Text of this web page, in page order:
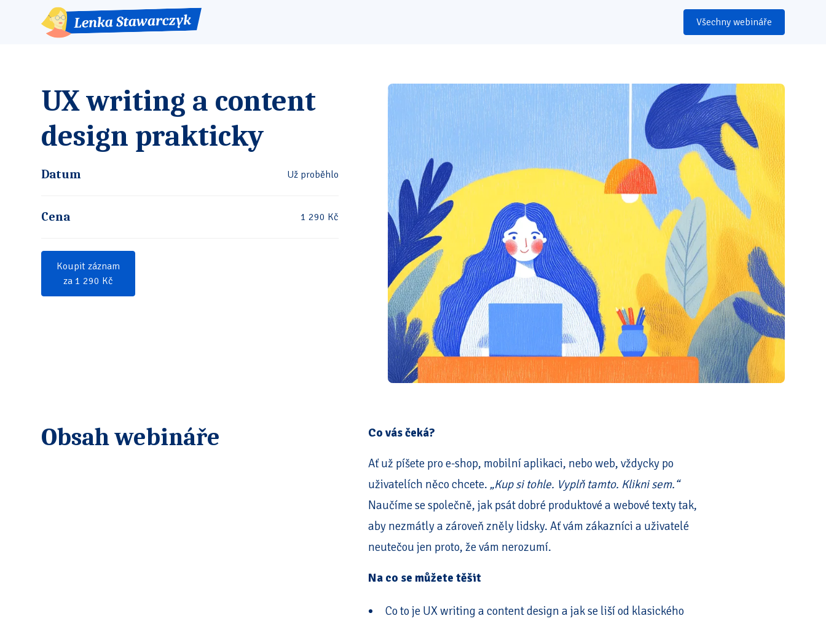
Všechny webináře
UX writing a content
design prakticky
Datum Už proběhlo
Cena 1 290 Kč
Koupit záznam
za 1 290 Kč
Obsah webináře Co vás čeká?
Ať už píšete pro e-shop, mobilní aplikaci, nebo web, vždycky po
uživatelích něco chcete. „Kup si tohle. Vyplň tamto. Klikni sem.“
Naučíme se společně, jak psát dobré produktové a webové texty tak,
aby nezmátly a zároveň zněly lidsky. Ať vám zákazníci a uživatelé
neutečou jen proto, že vám nerozumí.
Na co se můžete těšit
Co to je UX writing a content design a jak se liší od klasického